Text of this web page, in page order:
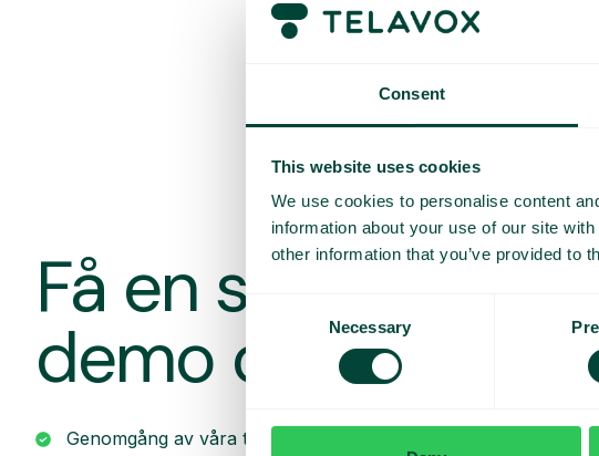
Consent
This website uses cookies
We use cookies to personalise content
information about your use of our site
other information that you’ve provided to
Consent
Necessary
Läs mer omOperator här
Få en
demo och offert
Genomgång av våra tjänster